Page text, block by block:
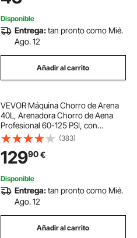
Disponible
Entrega:tan pronto como Mié.
Ago. 12
Añadir al carrito
VEVOR Máquina Chorro de Arena
40L, Arenadora Chorro de Aena
Profesional 60-125 PSI, con
Accesorios 3 m, Chorreadora de
Arena para Eliminar Pintura u Óxido
de Equipos
(383)
12990€
Disponible
Entrega:tan pronto como Mié.
Ago. 12
Añadir al carrito